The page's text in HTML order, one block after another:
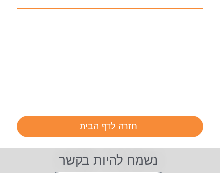
חזרה לדף הבית
נשמח להיות בקשר